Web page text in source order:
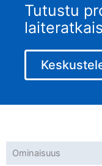
Tutustu
Ominaisuus